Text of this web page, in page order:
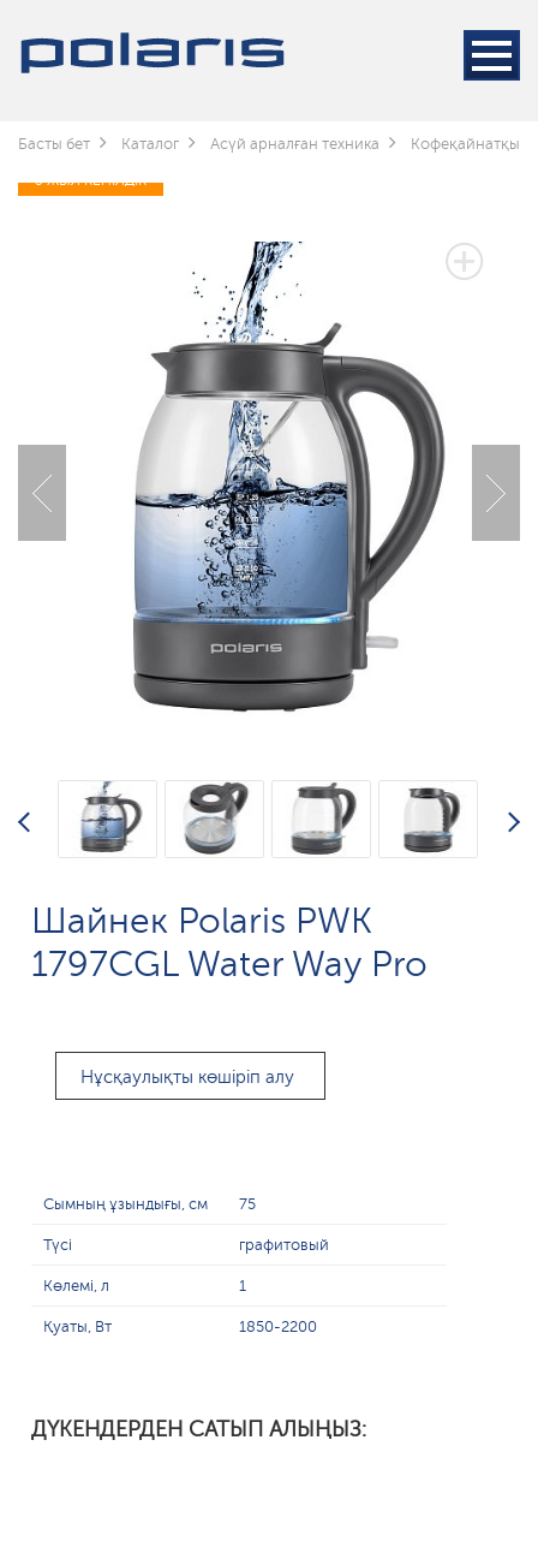
Басты бет Каталог Асүй арналған техника
3 ЖЫЛ КЕПІЛДІК
Шайнек Polaris PWK
1797CGL Water Way Pro
Нұсқаулықты көшіріп алу
Сымның ұзындығы, см 75
Түсі графитовый
Көлемі, л 1
Қуаты, Вт 1850-2200
ДҮКЕНДЕРДЕН САТЫП АЛЫҢЫЗ: